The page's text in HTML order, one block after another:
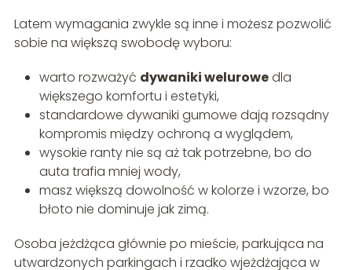
Latem wymagania zwykle są inne i możesz pozwolić
sobie na większą swobodę wyboru:
warto rozważyć dywaniki welurowedla
większego komfortu i estetyki,
standardowe dywaniki gumowe dają rozsądny
kompromis między ochroną a wyglądem,
wysokie ranty nie są aż tak potrzebne, bo do
auta trafia mniej wody,
masz większą dowolność w kolorze i wzorze, bo
błoto nie dominuje jak zimą.
Osoba jeżdżąca głównie po mieście, parkująca na
utwardzonych parkingach i rzadko wjeżdżająca w